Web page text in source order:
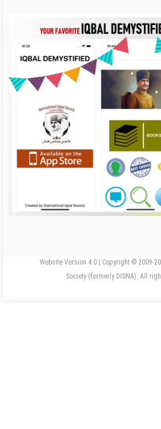
Website Version 4.0 | Copyright © 2009-
Society (formerly DISNA). All